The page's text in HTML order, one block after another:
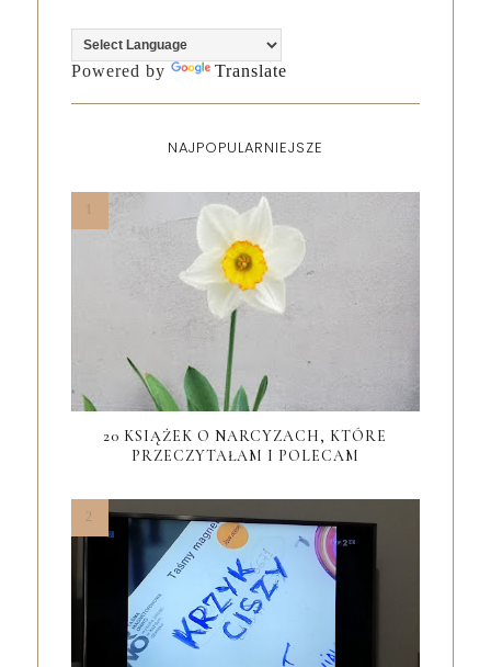
Powered by Translate
NAJPOPULARNIEJSZE
20 KSIĄŻEK O NARCYZACH, KTÓRE
PRZECZYTAŁAM I POLECAM